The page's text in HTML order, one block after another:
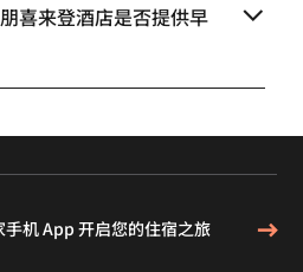
喜来登酒店是否提供早
机 App 开启您的住宿之旅